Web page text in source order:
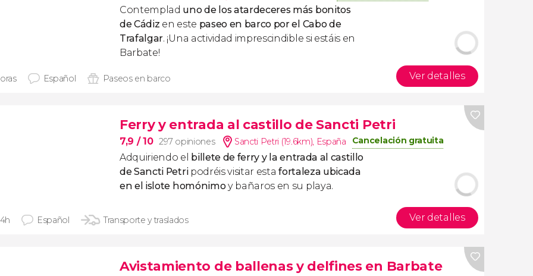
Contemplad uno de los atardeceres más bonitos
de Cádiz en este paseo en barco por el Cabo de
Trafalgar. ¡Una actividad imprescindible si estáis en
Barbate!
Español Paseos en barco Ver detalles
Ferry y entrada al castillo de Sancti Petri
7,9 / 10 297 opiniones Sancti Petri (19.6km), España Cancelación gratuita
Adquiriendo el billete de ferry y la entrada al castillo
de Sancti Petripodréis visitar estafortaleza ubicada
en el islote homónimoy bañaros en su playa.
Español Transporte y traslados Ver detalles
Avistamiento de ballenas y delfines en Barbate